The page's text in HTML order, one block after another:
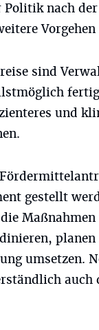
nach der
sind
und
gestellt
umsetzen.
auch